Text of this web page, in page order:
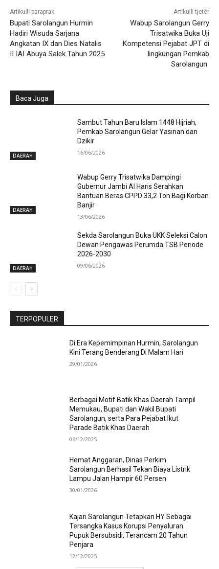
Artikulli paraprak
Bupati Sarolangun Hurmin
Hadiri Wisuda Sarjana
Angkatan IX dan Dies Natalis
II IAI Abuya Salek Tahun 2025
Artikulli tjetër
Wabup Sarolangun Gerry
Trisatwika Buka Uji
Kompetensi Pejabat JPT di
lingkungan Pemkab
Sarolangun
Baca Juga
DAERAH
Sambut Tahun Baru Islam 1448 Hijriah,
Pemkab Sarolangun Gelar Yasinan dan
Dzikir
16/06/2026
DAERAH
Wabup Gerry Trisatwika Dampingi
Gubernur Jambi Al Haris Serahkan
Bantuan Beras CPPD 33,2 Ton Bagi Korban
Banjir
13/06/2026
DAERAH
Sekda Sarolangun Buka UKK Seleksi Calon
Dewan Pengawas Perumda TSB Periode
2026-2030
09/06/2026
TERPOPULER
Di Era Kepemimpinan Hurmin, Sarolangun
Kini Terang Benderang Di Malam Hari
29/01/2026
Berbagai Motif Batik Khas Daerah Tampil
Memukau, Bupati dan Wakil Bupati
Sarolangun, serta Para Pejabat Ikut
Parade Batik Khas Daerah
06/12/2025
Hemat Anggaran, Dinas Perkim
Sarolangun Berhasil Tekan Biaya Listrik
Lampu Jalan Hampir 60 Persen
30/01/2026
Kajari Sarolangun Tetapkan HY Sebagai
Tersangka Kasus Korupsi Penyaluran
Pupuk Bersubsidi, Terancam 20 Tahun
Penjara
12/12/2025